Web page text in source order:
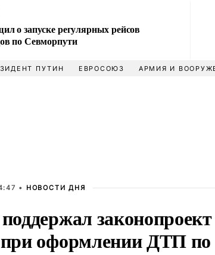
о запуске регулярных рейсов
по Севморпути
ПУТИН ЕВРОСОЮЗ АРМИЯ И
• НОВОСТИ ДНЯ
оформлении ДТП по